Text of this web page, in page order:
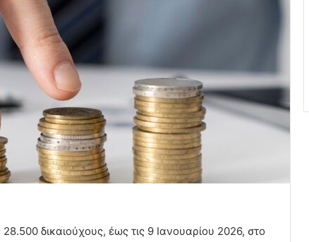
δικαιούχους, έως τις 9 Ιανουαρίου 2026, στο